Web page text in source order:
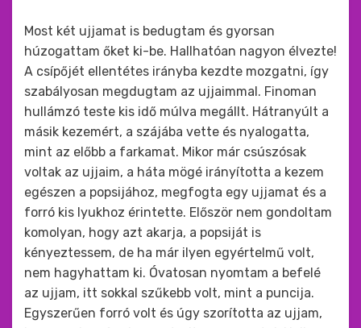
Most két ujjamat is bedugtam és gyorsan
húzogattam őket ki-be. Hallhatóan nagyon élvezte!
A csípőjét ellentétes irányba kezdte mozgatni, így
szabályosan megdugtam az ujjaimmal. Finoman
hullámzó teste kis idő múlva megállt. Hátranyúlt a
másik kezemért, a szájába vette és nyalogatta,
mint az előbb a farkamat. Mikor már csúszósak
voltak az ujjaim, a háta mögé irányította a kezem
egészen a popsijához, megfogta egy ujjamat és a
forró kis lyukhoz érintette. Először nem gondoltam
komolyan, hogy azt akarja, a popsiját is
kényeztessem, de ha már ilyen egyértelmű volt,
nem hagyhattam ki. Óvatosan nyomtam a befelé
az ujjam, itt sokkal szűkebb volt, mint a puncija.
Egyszerűen forró volt és úgy szorította az ujjam,